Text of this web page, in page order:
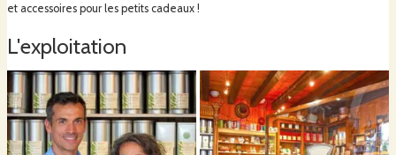
et accessoires pour les petits cadeaux !
L'exploitation